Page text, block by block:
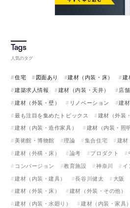
人気のタグ
住宅 図面あり 建材（内装・床） 建
建築求人情報
建材（内装・天井） 店舗
建材（外装・壁）
リノベーション 建
最も注目を集めたトピックス
建材（外装
建材（内装・造作家具）
建材（内装・照明
美術館・博物館
理論 集合住宅
建材
建材（外構・床）
論考 プロダクト
コンバージョン
教育施設 神奈川
イ
建材（内装・建具）
長谷川健太 大阪
建材（外装・床）
建材（外装・その他）
建材（内装・水廻り）
建材（内装・家具）